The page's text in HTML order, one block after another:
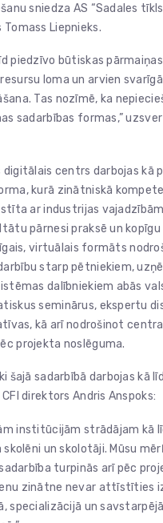
sniedza AS “Sadales
Liepnieks.
piedzīvo būtiskas
loma un arvien
Tas nozīmē, ka
sadarbības formas,” uzsver
centrs darbojas kā
kurā zinātniskā
ar industrijas
pārnesi praksē un kopīgu
virtuālais formāts
starp pētniekiem,
dalībniekiem abās
seminārus, ekspertu
kā arī nodrošinot
projekta noslēguma.
šajā sadarbībā darbojas kā
direktors Andris Anspoks:
institūcijām strādājam kā
un skolotāji. Mūsu
turpinās arī pēc
zinātne nevar attīstīties
specializācijā un savstarpējā